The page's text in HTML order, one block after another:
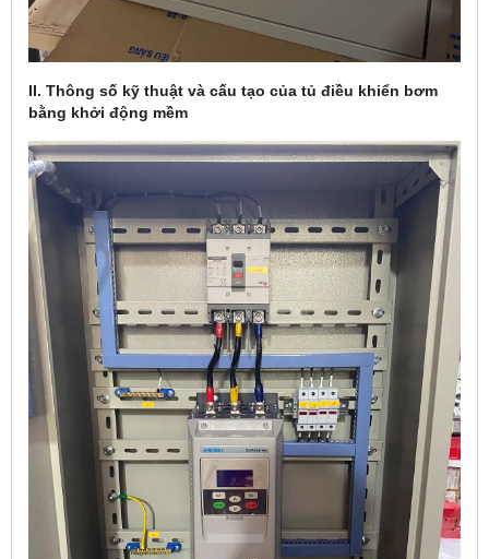
II. Thông số kỹ thuật và cấu tạo của tủ điều khiển bơm
bằng khởi động mềm